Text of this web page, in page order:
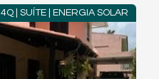
4Q | SUÍTE | ENERGIA SOLAR